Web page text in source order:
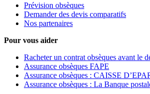
Prévision obsèques
Demander des devis comparatifs
Nos partenaires
Pour vous aider
Racheter un contrat obsèques avant le
Assurance obsèques FAPE
Assurance obsèques : CAISSE
Assurance obsèques : La Banque